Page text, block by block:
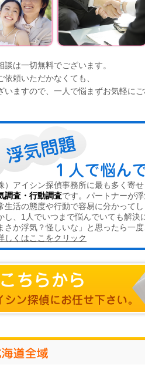
談は一切無料でございます。
頼いただかなくても、
ますので、一人で悩まずお気軽にご
）アイシン探偵事務所に最も多く寄せ
調査・行動調査です。パートナーが
生活の態度や行動で容易に分かってし
し、1人でいつまで悩んでいても解決
さか浮気？怪しいな」と思ったら一度
しくはここをクリック